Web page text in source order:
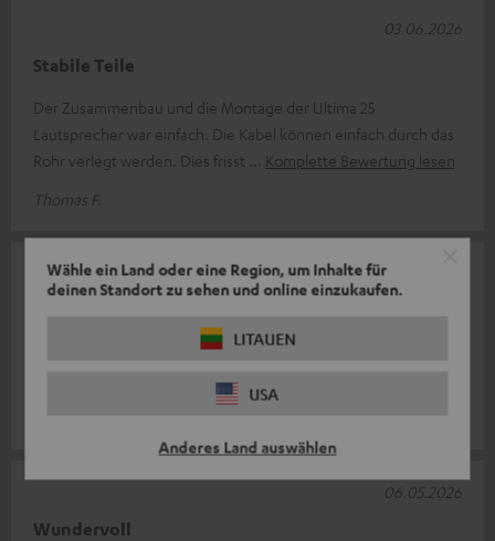
Wähle ein Land oder eine Region, um Inhalte für
deinen Standort zu sehen und online einzukaufen.
LITAUEN
USA
Anderes Land auswählen
Stabile Teile
Der Zusammenbau und die Montage der Ultima 25
Lautsprecher war einfach. Die Kabel können einfach durch das
Rohr verlegt werden. Dies frisst
Komplette Bewertung lesen
Thomas F.
03.06.2026
Leicht aufzubauen, sehen gut aus und sind sehr stabil.
Allerdings auch nicht gerade preiswert.
Wundervoll
06.05.2026